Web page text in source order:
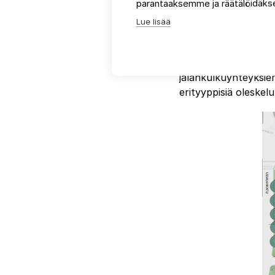
järjestäminen
Vanhaa puustoa
Esimerkiksi
erityyppisiä
parantaaksemme ja
Lue lisää